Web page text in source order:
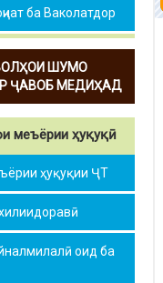
ба Ваколатдор
ШУМО
ҶАВОБ МЕДИҲАД
меъёрии ҳуқуқӣ
ҳуқуқии ҶТ
оид ба